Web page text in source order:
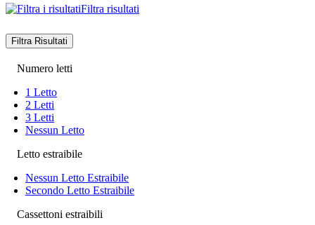
Filtra risultati
Filtra Risultati
Numero letti
1 Letto
2 Letti
3 Letti
Nessun Letto
Letto estraibile
Nessun Letto Estraibile
Secondo Letto Estraibile
Cassettoni estraibili